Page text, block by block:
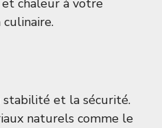
chaleur à votre
et la sécurité.
naturels comme le